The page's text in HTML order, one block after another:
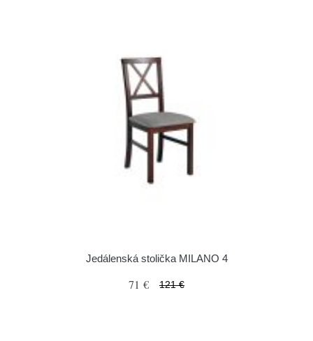
Jedálenská stolička MILANO 4
71 € 121 €